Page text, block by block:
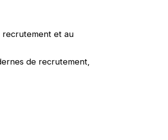
recrutement et au
de recrutement,